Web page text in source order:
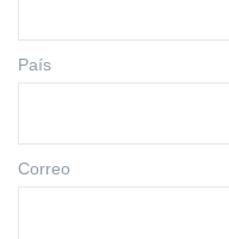
País
Correo